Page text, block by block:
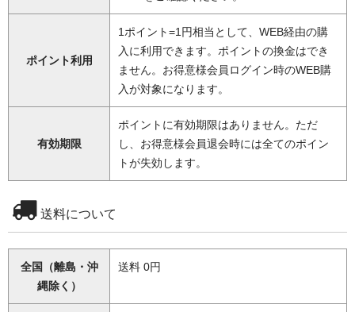
ポイント利用
1ポイント=1円相当として、WEB経由の購
入に利用できます。ポイントの換金はでき
ません。お得意様会員ログイン時のWEB購
入が対象になります。
有効期限
ポイントに有効期限はありません。ただ
し、お得意様会員退会時には全てのポイン
トが失効します。
送料について
全国（離島・沖
縄除く）
送料 0円